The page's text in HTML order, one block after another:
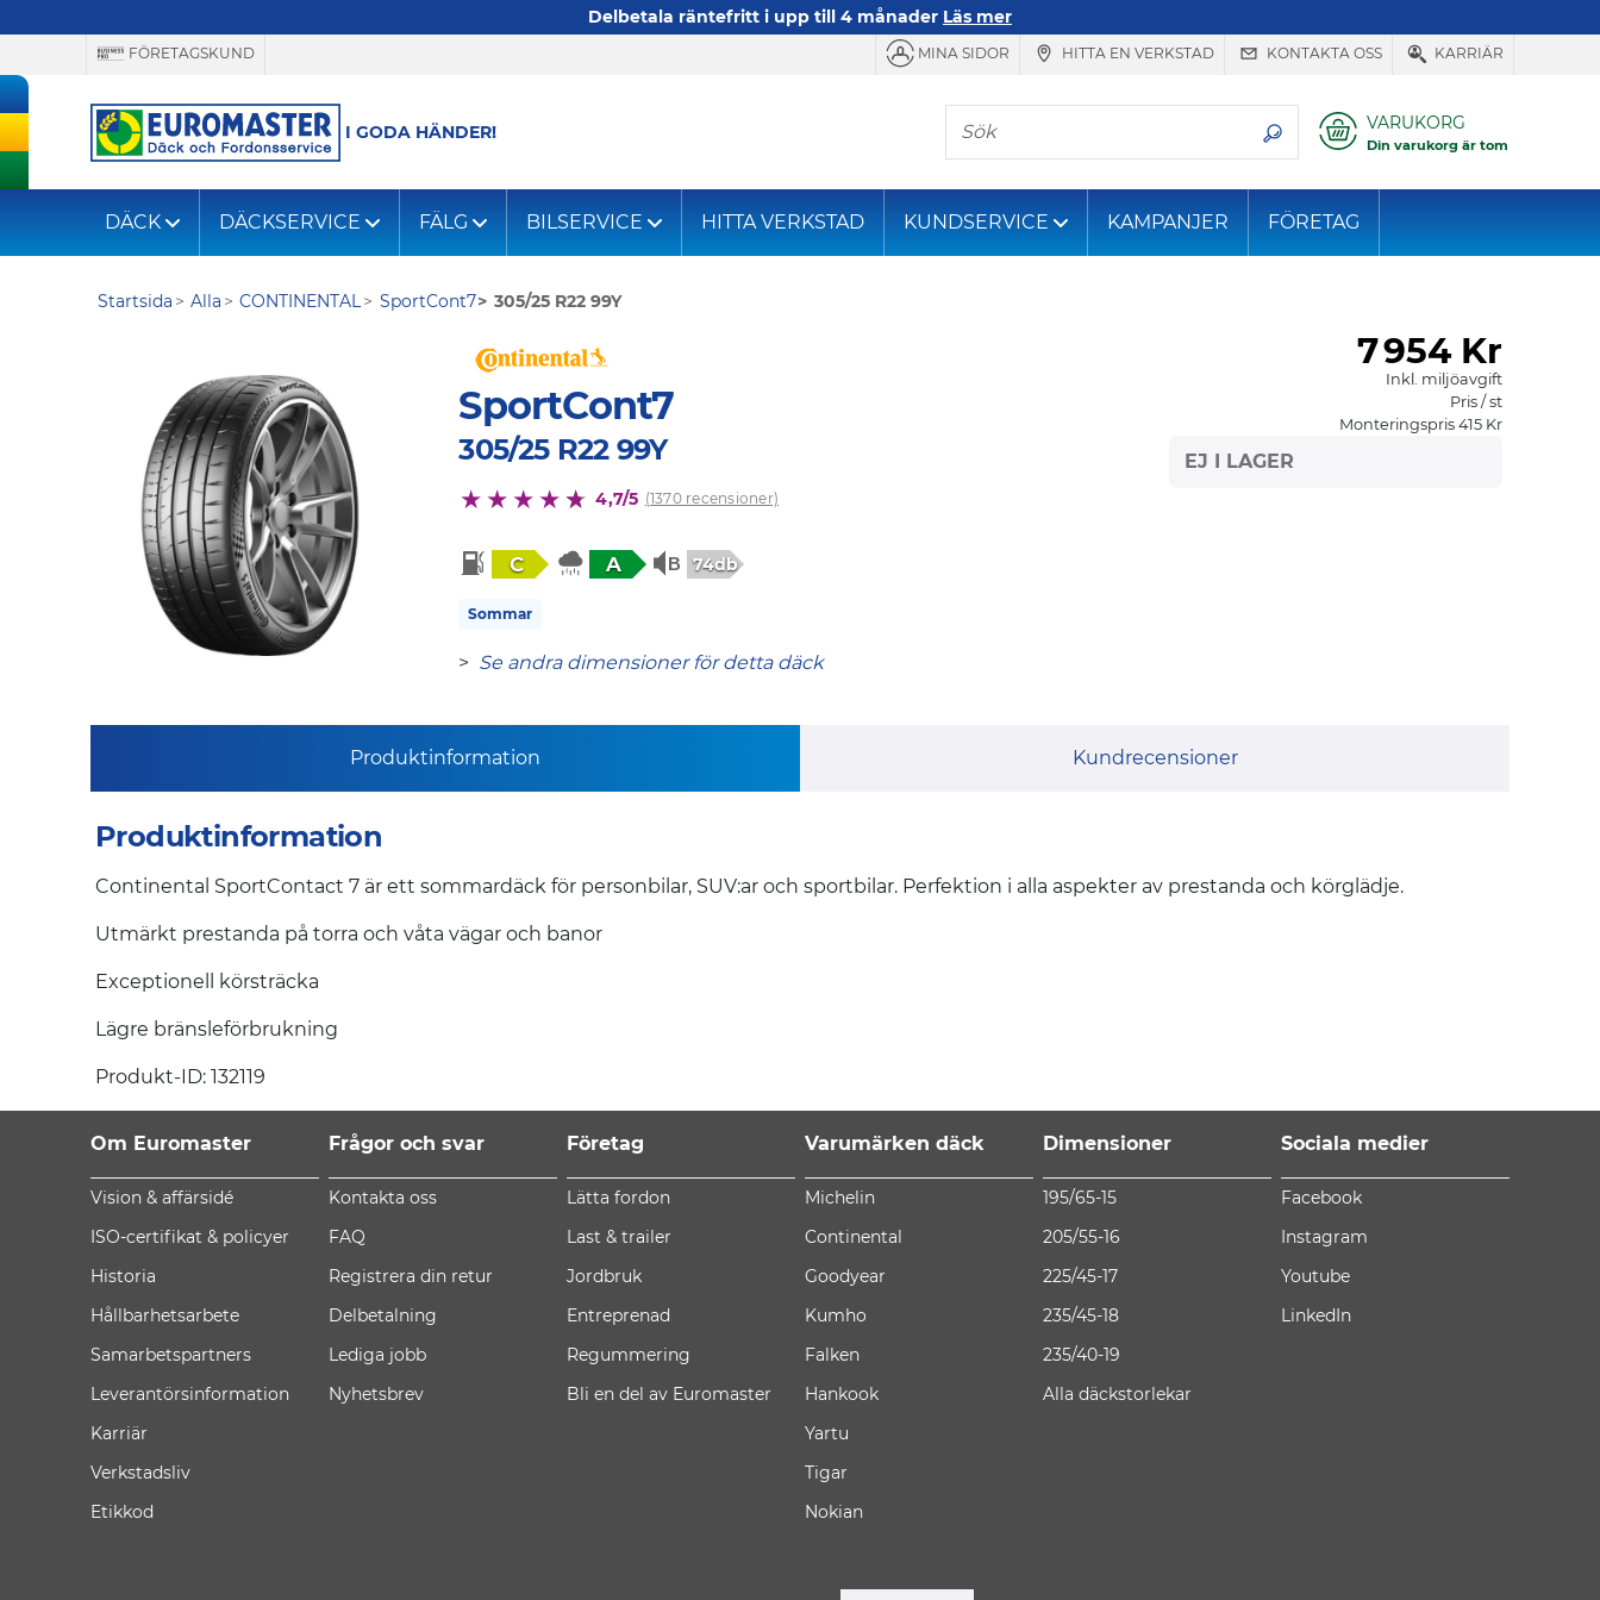
Delbetala räntefritt i upp till 4 månader Läs mer
FÖRETAGSKUND MINA SIDOR HITTA EN VERKSTAD KONTAKTA OSS KARRIÄR
I GODA HÄNDER!
Sök VARUKORG
Din varukorg är tom
DÄCK DÄCKSERVICE FÄLG BILSERVICE HITTA VERKSTAD KUNDSERVICE KAMPANJER FÖRETAG
Startsida Alla CONTINENTAL SportCont7 305/25 R22 99Y
SportCont7
305/25 R22 99Y
4,7/5 (1370 recensioner)
C A 74db
Sommar
> Se andra dimensioner för detta däck
7954 Kr
Inkl. miljöavgift
Pris / st
Monteringspris 415 Kr
EJ I LAGER
Produktinformation Kundrecensioner
Produktinformation
Continental SportContact 7 är ett sommardäck för personbilar, SUV:ar och sportbilar. Perfektion i alla aspekter av prestanda och körglädje.
Utmärkt prestanda på torra och våta vägar och banor
Exceptionell körsträcka
Lägre bränsleförbrukning
Produkt-ID: 132119
Om Euromaster
Vision & affärsidé
ISO-certifikat & policyer
Historia
Hållbarhetsarbete
Samarbetspartners
Leverantörsinformation
Karriär
Verkstadsliv
Etikkod
Frågor och svar
Kontakta oss
FAQ
Registrera din retur
Delbetalning
Lediga jobb
Nyhetsbrev
Företag
Lätta fordon
Last & trailer
Jordbruk
Entreprenad
Regummering
Bli en del av Euromaster
Varumärken däck
Michelin
Continental
Goodyear
Kumho
Falken
Hankook
Yartu
Tigar
Nokian
Dimensioner
195/65-15
205/55-16
225/45-17
235/45-18
235/40-19
Alla däckstorlekar
Sociala medier
Facebook
Instagram
Youtube
LinkedIn